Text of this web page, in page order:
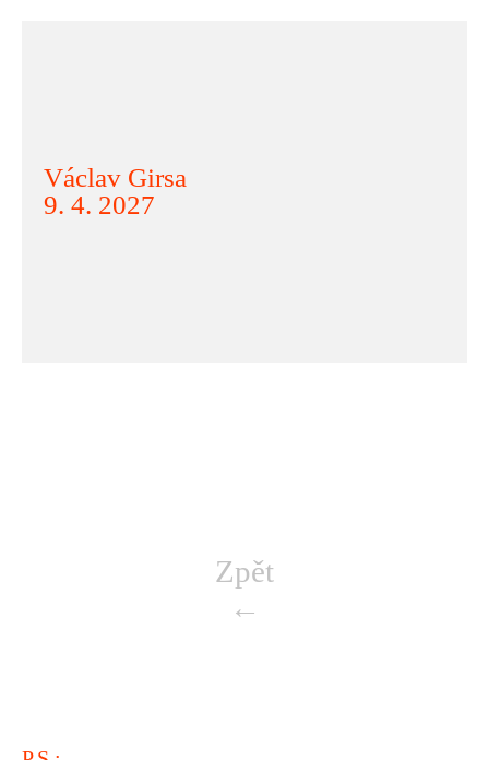
Václav Girsa
9. 4. 2027
Zpět
←